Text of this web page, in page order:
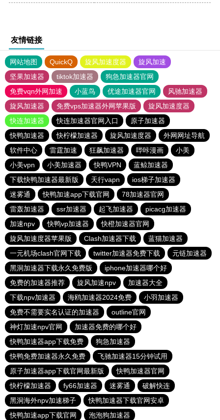
友情链接
网站地图 QuickQ 旋风加速度器
旋风加速
坚果加速器
tiktok加速器
狗急加速器官网
免费vqn外网加速
小蓝鸟 优途加速器官网
风驰加速器
旋风加速器
免费vps加速器外网苹果版
旋风加速度器
快连加速器
快连加速器官网入口
原子加速器
快鸭加速器
快柠檬加速器 旋风加速度器
外网网址导航
软件中心
雷霆加速 狂飙加速器 哔咔漫画
小美
小美vpn
小美加速器 快鸭VPN
蓝鲸加速器
下载快鸭加速器最新版
天行vapn
ios梯子加速器
迷雾通
快鸭加速app下载官网
78加速器官网
雷轰加速器
ssr加速器 起飞加速器
picacg加速器
加速npv
快鸭vp加速器
快橙加速器官网
旋风加速度器苹果版
Clash加速器下载
蓝猫加速器
一元机场clash官网下载
twitter加速器免费下载
元链加速器
黑洞加速器下载永久免费版
iphone加速器哪个好
免费的加速器推荐
旋风加速npv
加速器大全
下载npv加速器
海鸥加速器2024免费
小羽加速器
免费不需要实名认证的加速器
outline官网
神灯加速npv官网
加速器免费的哪个好
快鸭加速器app下载免费
狗急加速器
快鸭免费加速器永久免费
飞驰加速器15分钟试用
原子加速器app下载官网最新版
快鸭加速器官网
快柠檬加速器
fy66加速器 迷雾通
破解快连
黑洞海外npv加速梯子
快鸭加速器下载官网安卓
快鸭加速app下载官网
泡泡狗加速器